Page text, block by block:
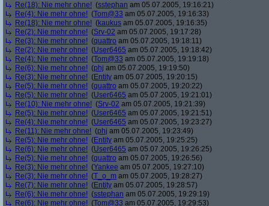
Re(18): Nie mehr ohne! (sstephan am 05.07.2005, 19:16:21)
Re(4): Nie mehr ohne! (Tom@33 am 05.07.2005, 19:16:33)
Re(18): Nie mehr ohne! (kaukus am 05.07.2005, 19:16:35)
Re(2): Nie mehr ohne! (Srv-02 am 05.07.2005, 19:17:28)
Re(3): Nie mehr ohne! (quattro am 05.07.2005, 19:18:11)
Re(2): Nie mehr ohne! (User6465 am 05.07.2005, 19:18:42)
Re(4): Nie mehr ohne! (Tom@33 am 05.07.2005, 19:19:18)
Re(6): Nie mehr ohne! (phj am 05.07.2005, 19:19:50)
Re(3): Nie mehr ohne! (Entity am 05.07.2005, 19:20:15)
Re(5): Nie mehr ohne! (quattro am 05.07.2005, 19:20:22)
Re(5): Nie mehr ohne! (User6465 am 05.07.2005, 19:21:01)
Re(10): Nie mehr ohne! (Srv-02 am 05.07.2005, 19:21:39)
Re(5): Nie mehr ohne! (User6465 am 05.07.2005, 19:21:51)
Re(4): Nie mehr ohne! (User6465 am 05.07.2005, 19:23:27)
Re(11): Nie mehr ohne! (phj am 05.07.2005, 19:23:49)
Re(5): Nie mehr ohne! (Entity am 05.07.2005, 19:25:25)
Re(6): Nie mehr ohne! (User6465 am 05.07.2005, 19:26:25)
Re(5): Nie mehr ohne! (quattro am 05.07.2005, 19:26:56)
Re(3): Nie mehr ohne! (Yankee am 05.07.2005, 19:27:10)
Re(3): Nie mehr ohne! (T_o_m am 05.07.2005, 19:28:27)
Re(7): Nie mehr ohne! (Entity am 05.07.2005, 19:28:57)
Re(6): Nie mehr ohne! (sstephan am 05.07.2005, 19:29:19)
Re(6): Nie mehr ohne! (Tom@33 am 05.07.2005, 19:29:53)